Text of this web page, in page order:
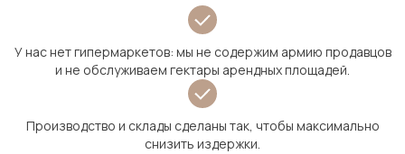
У нас нет гипермаркетов: мы не содержим армию продавцов
и не обслуживаем гектары арендных площадей.
Производство и склады сделаны так, чтобы максимально
снизить издержки.